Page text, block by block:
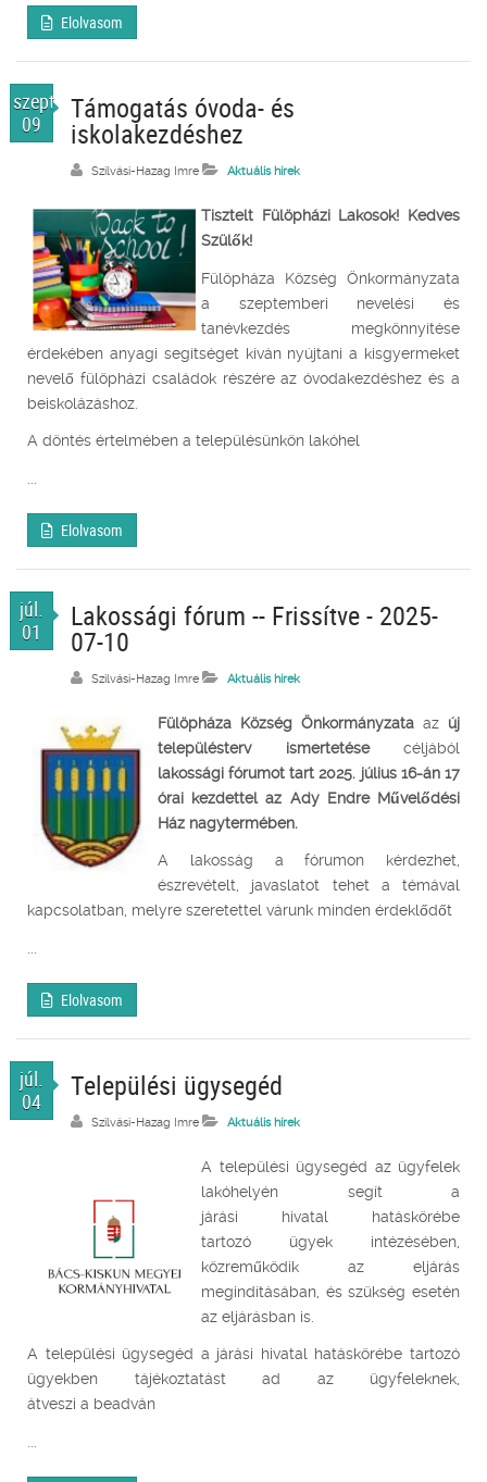
Elolvasom
szept.
09
Támogatás óvoda- és
iskolakezdéshez
Szilvási-Hazag Imre Aktuális hírek
Tisztelt Fülöpházi Lakosok! Kedves
Szülők!
Fülöpháza Község Önkormányzata
a szeptemberi nevelési és
tanévkezdés megkönnyítése
érdekében anyagi segítséget kíván nyújtani a kisgyermeket
nevelő fülöpházi családok részére az óvodakezdéshez és a
beiskolázáshoz.
A döntés értelmében a településünkön lakóhel
Elolvasom
júl.
01
Lakossági fórum -- Frissítve - 2025-
07-10
Szilvási-Hazag Imre Aktuális hírek
Fülöpháza Község Önkormányzata az új
településterv ismertetésecéljából
lakossági fórumot tart 2025. július 16-án 17
órai kezdettel az Ady Endre Művelődési
Ház nagytermében.
A lakosság a fórumon kérdezhet,
észrevételt, javaslatot tehet a témával
kapcsolatban, melyre szeretettel várunk minden érdeklődőt
Elolvasom
júl.
04
Települési ügysegéd
Szilvási-Hazag Imre Aktuális hírek
A települési ügysegéd az ügyfelek
lakóhelyén segít a
járási hivatal hatáskörébe
tartozó ügyek intézésében,
közreműködik az eljárás
megindításában, és szükség esetén
az eljárásban is.
A települési ügysegéd a járási hivatal hatáskörébe tartozó
ügyekben tájékoztatást ad az ügyfeleknek,
átveszi a beadván